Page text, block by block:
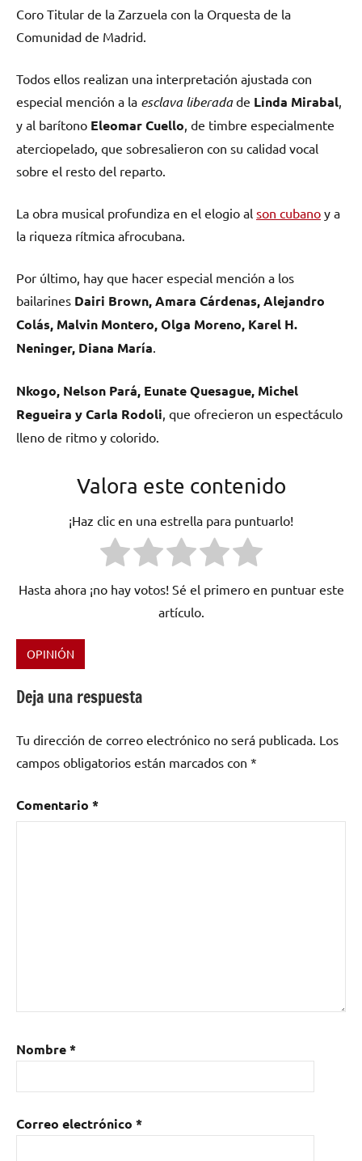
Coro Titular de la Zarzuela con la Orquesta de la
Comunidad de Madrid.
Todos ellos realizan una interpretación ajustada con
especial mención a la esclava liberadade Linda Mirabal
y al barítono Eleomar Cuello , de timbre especialmente
aterciopelado, que sobresalieron con su calidad vocal
sobre el resto del reparto.
La obra musical profundiza en el elogio al son cubano y a
la riqueza rítmica afrocubana.
Por último, hay que hacer especial mención a los
bailarines Dairi Brown, Amara Cárdenas, Alejandro
Colás, Malvin Montero, Olga Moreno, Karel H.
Neninger, Diana María
Nkogo, Nelson Pará, Eunate Quesague, Michel
Regueira y Carla Rodoli , que ofrecieron un espectáculo
lleno de ritmo y colorido.
Valora este contenido
¡Haz clic en una estrella para puntuarlo!
Hasta ahora ¡no hay votos! Sé el primero en puntuar este
artículo.
Etiquetado
Cecilia
España,
son
zarzuela
OPINIÓN
Deja una respuesta
Tu dirección de correo electrónico no será publicada. Los
campos obligatorios están marcados con *
Comentario *
Nombre*
Correo electrónico *